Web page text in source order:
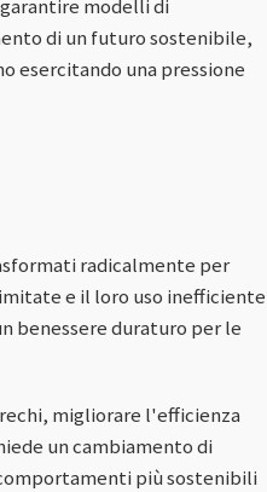
modelli di
di un futuro sostenibile,
esercitando una pressione
radicalmente per
e il loro uso inefficiente
benessere duraturo per le
migliorare l'efficienza
un cambiamento di
più sostenibili